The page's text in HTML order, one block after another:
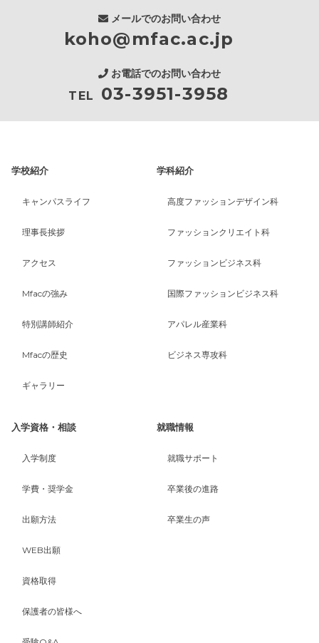
メールでのお問い合わせ
koho@mfac.ac.jp
お電話でのお問い合わせ
TEL 03-3951-3958
学校紹介
キャンパスライフ
理事長挨拶
アクセス
Mfacの強み
特別講師紹介
Mfacの歴史
ギャラリー
学科紹介
高度ファッションデザイン科
ファッションクリエイト科
ファッションビジネス科
国際ファッションビジネス科
アパレル産業科
ビジネス専攻科
入学資格・相談
入学制度
学費・奨学金
出願方法
WEB出願
資格取得
保護者の皆様へ
就職情報
就職サポート
卒業後の進路
卒業生の声